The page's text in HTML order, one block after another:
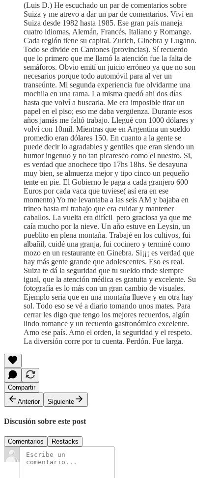
(Luis D.) He escuchado un par de comentarios sobre
Suiza y me atrevo a dar un par de comentarios. Viví en
Suiza desde 1982 hasta 1985. Ese gran país maneja
cuatro idiomas, Alemán, Francés, Italiano y Romange.
Cada región tiene su capital. Zurich, Ginebra y Lugano.
Todo se divide en Cantones (provincias). Sí recuerdo
que lo primero que me llamó la atención fue la falta de
semáforos. Obvio emití un juicio erróneo ya que no son
necesarios porque todo automóvil para al ver un
transeúnte. Mi segunda experiencia fue olvidarme una
mochila en una rama. La misma quedó ahi dos días
hasta que volví a buscarla. Me era imposible tirar un
papel en el piso; eso me daba vergüenza. Durante esos
años jamás me faltó trabajo. Llegué con 1000 dólares y
volví con 10mil. Mientras que en Argentina un sueldo
promedio eran dólares 150. En cuanto a la gente se
puede decir lo agradables y gentiles que eran siendo un
humor ingenuo y no tan picaresco como el nuestro. Si,
es verdad que anochece tipo 17hs 18hs. Se desayuna
muy bien, se almuerza mejor y tipo cinco un pequeño
tente en pie. El Gobierno le paga a cada granjero 600
Euros por cada vaca que tuviese( así era en ese
momento) Yo me levantaba a las seis AM y bajaba en
trineo hasta mi trabajo que era cuidar y mantener
caballos. La vuelta era difícil pero graciosa ya que me
caía mucho por la nieve. Un año estuve en Leysin, un
pueblito en plena montaña. Trabajé en los cultivos, fui
albañil, cuidé una granja, fui cocinero y terminé como
mozo en un restaurante en Ginebra. Si¡¡¡ es verdad que
hay más gente grande que adolescentes. Eso es real.
Suiza te dá la seguridad que tu sueldo rinde siempre
igual, que la atención médica es gratuita y excelente. Su
fotografía es lo más con un gran cambio de visuales.
Ejemplo seria que en una montaña llueve y en otra hay
sol. Todo eso se vé a diario tomando unos mates. Para
cerrar les digo que tengo los mejores recuerdos, algún
lindo romance y un recuerdo gastronómico excelente.
Amo ese país. Amo el orden, la seguridad y el respeto.
La diversión corre por tu cuenta. Perdón. Fue larga.
Compartir
Anterior
Siguiente
Discusión sobre este post
Comentarios Restacks